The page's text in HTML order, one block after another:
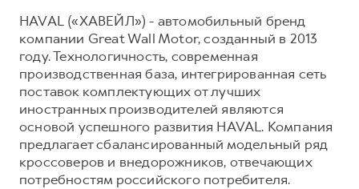
HAVAL («ХАВЕЙЛ») - автомобильный бренд
компании Great Wall Motor, созданный в 2013
году. Технологичность, современная
производственная база, интегрированная сеть
поставок комплектующих от лучших
иностранных производителей являются
основой успешного развития HAVAL. Компания
предлагает сбалансированный модельный ряд
кроссоверов и внедорожников, отвечающих
потребностям российского потребителя.